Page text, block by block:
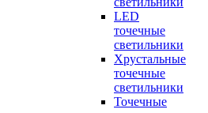
LED
точечные
светильники
Хрустальные
точечные
светильники
Точечные